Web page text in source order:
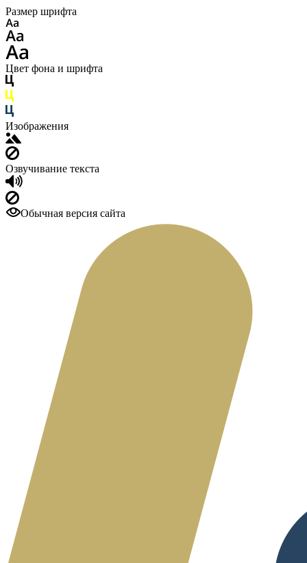
Размер шрифта
Цвет фона и шрифта
Изображения
Озвучивание текста
Обычная версия сайта